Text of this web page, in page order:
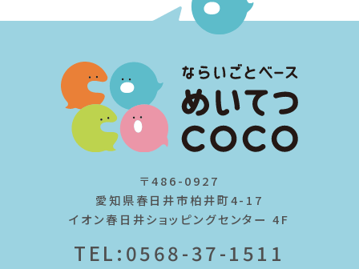
〒486-0927
愛知県春日井市柏井町4-17
イオン春日井ショッピングセンター 4F
TEL:0568-37-1511